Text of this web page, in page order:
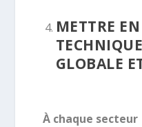
METTRE
GLOBALE
À chaque secteur